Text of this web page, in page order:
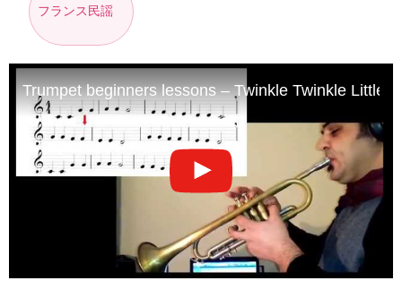
フランス民謡
Trumpet beginners lessons – Twinkle Twinkle Little